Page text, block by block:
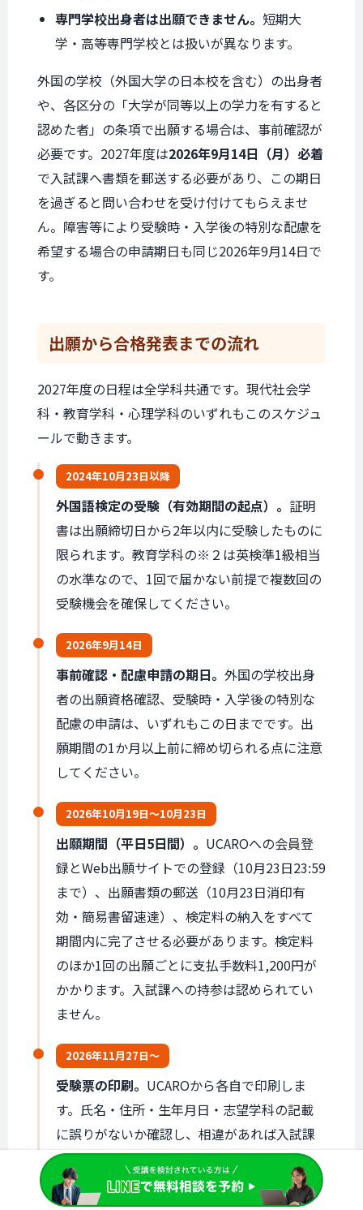
専門学校出身者は出願できません。 短期大
学・高等専門学校とは扱いが異なります。
外国の学校（外国大学の日本校を含む）の出身者
や、各区分の「大学が同等以上の学力を有すると
認めた者」の条項で出願する場合は、事前確認が
必要です。2027年度は2026年9月14日（月）必着
で入試課へ書類を郵送する必要があり、この期日
を過ぎると問い合わせを受け付けてもらえませ
ん。障害等により受験時・入学後の特別な配慮を
希望する場合の申請期日も同じ2026年9月14日で
す。
出願から合格発表までの流れ
2027年度の日程は全学科共通です。現代社会学
科・教育学科・心理学科のいずれもこのスケジュ
ールで動きます。
2024年10月23日以降
外国語検定の受験（有効期間の起点）。 証明
書は出願締切日から2年以内に受験したものに
限られます。教育学科の※２は英検準1級相当
の水準なので、1回で届かない前提で複数回の
受験機会を確保してください。
2026年9月14日
事前確認・配慮申請の期日。 外国の学校出身
者の出願資格確認、受験時・入学後の特別な
配慮の申請は、いずれもこの日までです。出
願期間の1か月以上前に締め切られる点に注意
してください。
2026年10月19日〜10月23日
出願期間（平日5日間）。 UCAROへの会員登
録とWeb出願サイトでの登録（10月23日23:59
まで）、出願書類の郵送（10月23日消印有
効・簡易書留速達）、検定料の納入をすべて
期間内に完了させる必要があります。検定料
のほか1回の出願ごとに支払手数料1,200円が
かかります。入試課への持参は認められてい
ません。
2026年11月27日〜
受験票の印刷。 UCAROから各自で印刷しま
す。氏名・住所・生年月日・志望学科の記載
に誤りがないか確認し、相違があれば入試課
へ連絡します。
2026年